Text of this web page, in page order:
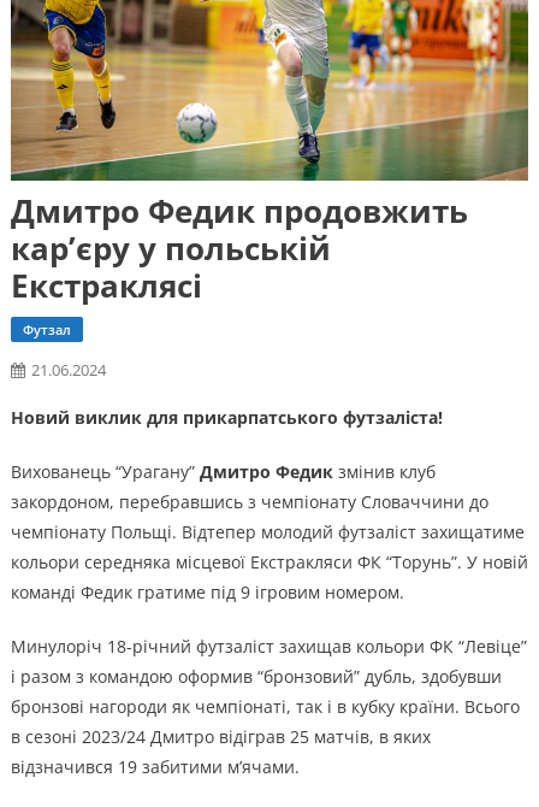
Дмитро Федик продовжить
кар’єру у польській
Екстраклясі
Футзал
21.06.2024
Новий виклик для прикарпатського футзаліста!
Вихованець “Урагану” Дмитро Федик змінив клуб
закордоном, перебравшись з чемпіонату Словаччини до
чемпіонату Польщі. Відтепер молодий футзаліст захищатиме
кольори середняка місцевої Екстракляси ФК “Торунь”. У новій
команді Федик гратиме під 9 ігровим номером.
Минулоріч 18-річний футзаліст захищав кольори ФК “Левіце”
і разом з командою оформив “бронзовий” дубль, здобувши
бронзові нагороди як чемпіонаті, так і в кубку країни. Всього
в сезоні 2023/24 Дмитро відіграв 25 матчів, в яких
відзначився 19 забитими м’ячами.